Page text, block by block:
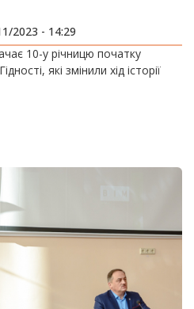
2023 - 14:29
10-у річницю початку
які змінили хід історії